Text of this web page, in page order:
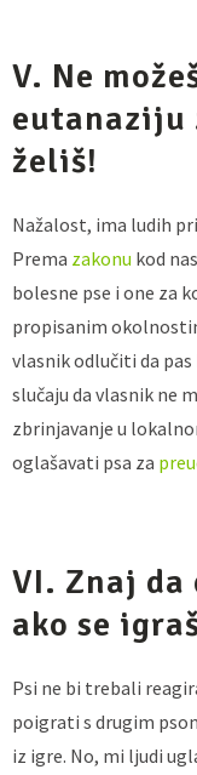
V. Ne
eutanaziju
želiš!
Nažalost, ima ludih
Prema zakonu kod
bolesne pse i one za
propisanim
vlasnik odlučiti da
slučaju da vlasnik ne
zbrinjavanje u
oglašavati psa za
VI. Znaj
ako se
Psi ne bi trebali
poigrati s drugim
iz igre. No, mi ljudi